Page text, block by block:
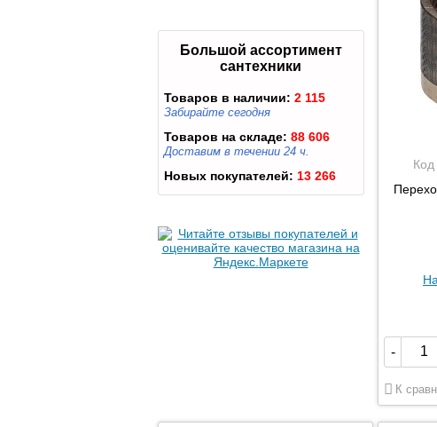
Большой ассортимент
сантехники
Товаров в наличии: 2 115
Забирайте сегодня
Товаров на складе: 88 606
Доставим в течении 24 ч.
Новых покупателей: 13 266
Код
-
К